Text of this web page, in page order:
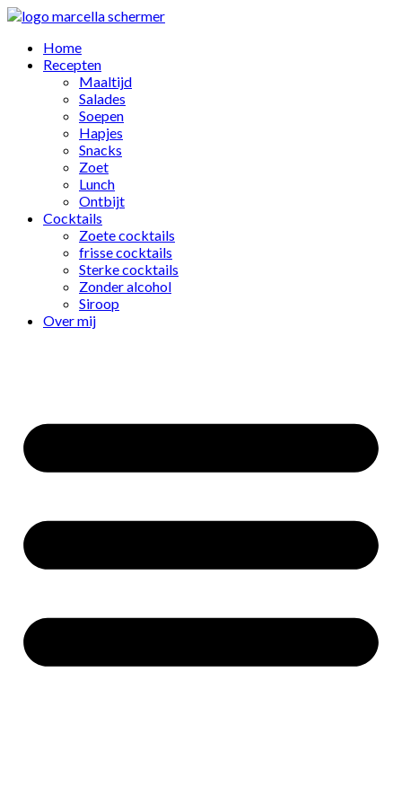
Home
Recepten
Maaltijd
Salades
Soepen
Hapjes
Snacks
Zoet
Lunch
Ontbijt
Cocktails
Zoete cocktails
frisse cocktails
Sterke cocktails
Zonder alcohol
Siroop
Over mij